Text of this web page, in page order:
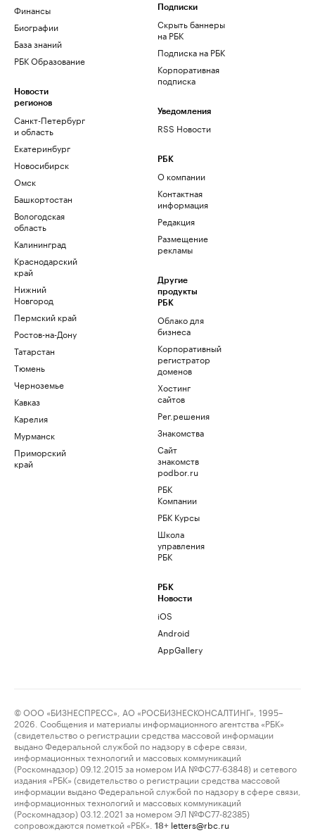
Финансы
Биографии
База знаний
РБК Образование
Новости
регионов
Санкт-Петербург
и область
Екатеринбург
Новосибирск
Омск
Башкортостан
Вологодская
область
Калининград
Краснодарский
край
Нижний
Новгород
Пермский край
Ростов-на-Дону
Татарстан
Тюмень
Черноземье
Кавказ
Карелия
Мурманск
Приморский
край
Подписки
Скрыть баннеры
на РБК
Подписка на РБК
Корпоративная
подписка
Уведомления
RSS Новости
РБК
О компании
Контактная
информация
Редакция
Размещение
рекламы
Другие
продукты
РБК
Облако для
бизнеса
Корпоративный
регистратор
доменов
Хостинг
сайтов
Рег.решения
Знакомства
Сайт
знакомств
podbor.ru
РБК
Компании
РБК Курсы
Школа
управления
РБК
РБК
Новости
iOS
Android
AppGallery
© ООО «БИЗНЕСПРЕСС», АО «РОСБИЗНЕСКОНСАЛТИНГ», 1995–
2026. Сообщения и материалы информационного агентства «РБК»
(свидетельство о регистрации средства массовой информации
выдано Федеральной службой по надзору в сфере связи,
информационных технологий и массовых коммуникаций
(Роскомнадзор) 09.12.2015 за номером ИА №ФС77-63848) и сетевого
издания «РБК» (свидетельство о регистрации средства массовой
информации выдано Федеральной службой по надзору в сфере связи,
информационных технологий и массовых коммуникаций
(Роскомнадзор) 03.12.2021 за номером ЭЛ №ФС77-82385)
сопровождаются пометкой «РБК».
18+ letters@rbc.ru